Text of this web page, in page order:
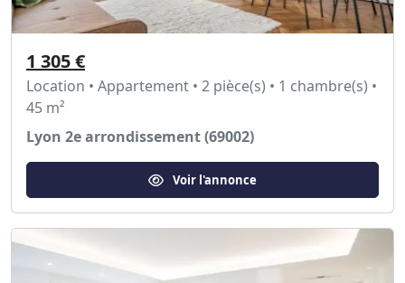
1 305 €
Location • Appartement • 2 pièce(s) • 1 chambre(s) •
45 m²
Lyon 2e arrondissement (69002)
Voir l'annonce